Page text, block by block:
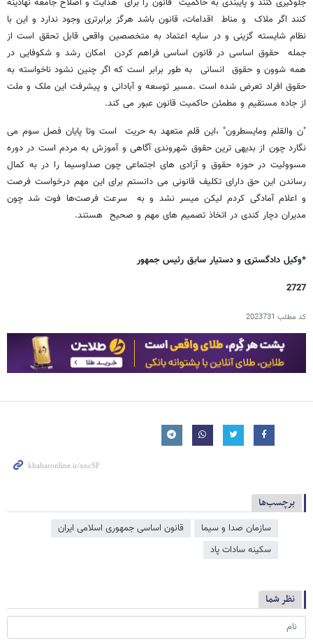
کنند اگر ملاک و مناط اقدامات، قانون باشد هرگز برابرتری وجود ندارد و این با
نظام شایسته گزینی و در سایه اعتماد به متخصصین واقعی قابل تحقق است از
جمله حقوق اساسی در قانون اساسی فراهم کردن امکان رشد و شکوفایی در
همه شوون و حقوق انسانی به طور برابر است که اگر چنین نشود ناخواسته به
حقوق افراد تعرض شده است .مسیر توسعه و آبادانی و پیشرفت این ملک و ملت
از جاده مستقیم و مطمئن حاکمیت قانون عبور می کند.
"ن والقلم ومایسطرون" ،این قلم متعهد به حریت است وتا پایان فصل سوم می
نگارد چون از بدیهی ترین حقوق شهروندی آگاهی و آموزش به مردم است در دوره
مسوولیت در حوزه حقوق و آزادی های اجتماعی چون صداوسیما را در به کمال
رساندن این حق دارای تکلیف قانونی می دانستم برای این مهم درخواست فرصت
و اعلام آمادگی کردم لیکن میسر نشد و به سرعت فرصت‌ها فوت شد چون
مدیران دچار کندی در اتخاذ تصمیم های مهم و صحیح هستند.
*وکیل دادگستری و دستیار سابق رئیس جمهور
2727
کد مطلب 2023731
برچسب‌ها
سازمان صدا و سیما
قانون اساسی جمهوری اسلامی ایران
سکینه سادات پاد
نظر شما